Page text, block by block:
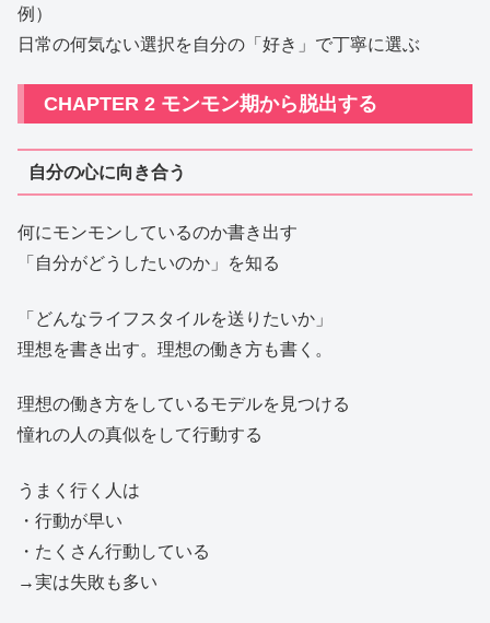
例）
日常の何気ない選択を自分の「好き」で丁寧に選ぶ
CHAPTER 2 モンモン期から脱出する
自分の心に向き合う
何にモンモンしているのか書き出す
「自分がどうしたいのか」を知る
「どんなライフスタイルを送りたいか」
理想を書き出す。理想の働き方も書く。
理想の働き方をしているモデルを見つける
憧れの人の真似をして行動する
うまく行く人は
・行動が早い
・たくさん行動している
→実は失敗も多い